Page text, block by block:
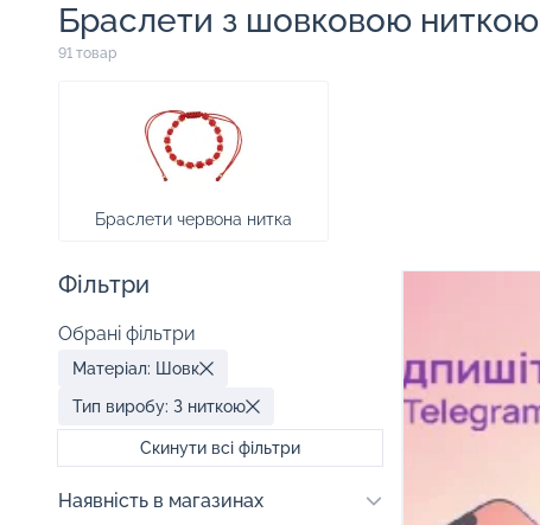
Браслети з шовковою ниткою
91 товар
Браслети червона нитка
Фільтри
Обрані фільтри
Матеріал: Шовк
Тип виробу: З ниткою
Скинути всі фільтри
Наявність в магазинах